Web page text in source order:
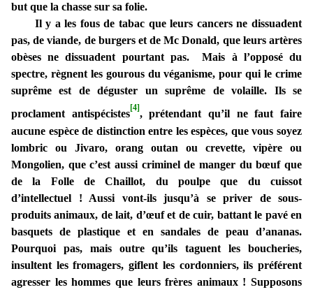
but que la chasse sur sa folie.
Il y a les fous de tabac que leurs cancers ne dissuadent
pas, de viande, de burgers et de Mc Donald, que leurs artères
obèses ne dissuadent pourtant pas. Mais à l’opposé du
spectre, règnent les gourous du véganisme, pour qui le crime
suprême est de déguster un suprême de volaille. Ils se
proclament antispécistes[4], prétendant qu’il ne faut faire
aucune espèce de distinction entre les espèces, que vous soyez
lombric ou Jivaro, orang outan ou crevette, vipère ou
Mongolien, que c’est aussi criminel de manger du bœuf que
de la Folle de Chaillot, du poulpe que du cuissot
d’intellectuel ! Aussi vont-ils jusqu’à se priver de sous-
produits animaux, de lait, d’œuf et de cuir, battant le pavé en
basquets de plastique et en sandales de peau d’ananas.
Pourquoi pas, mais outre qu’ils taguent les boucheries,
insultent les fromagers, giflent les cordonniers, ils préférent
agresser les hommes que leurs frères animaux ! Supposons